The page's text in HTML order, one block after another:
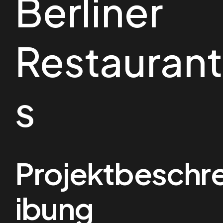
Berliner
Restaurant
s
ibung